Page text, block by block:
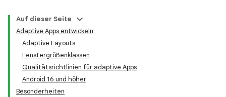
Auf dieser Seite
Adaptive Apps entwickeln
Adaptive Layouts
Fenstergrößenklassen
Qualitätsrichtlinien für adaptive Apps
Android 16 und höher
Besonderheiten